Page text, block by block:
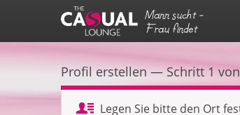
Mann sucht -
Frau findet
Profil erstellen — Schritt 1
Legen Sie bitte den Ort